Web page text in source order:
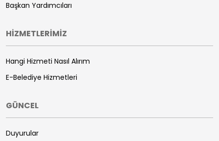
Başkan Yardımcıları
HİZMETLERİMİZ
Hangi Hizmeti Nasıl Alırım
E-Belediye Hizmetleri
GÜNCEL
Duyurular